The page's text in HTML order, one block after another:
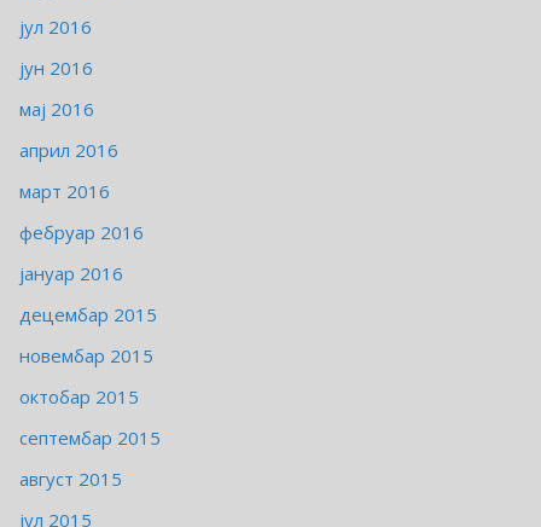
јул 2016
јун 2016
мај 2016
април 2016
март 2016
фебруар 2016
јануар 2016
децембар 2015
новембар 2015
октобар 2015
септембар 2015
август 2015
јул 2015